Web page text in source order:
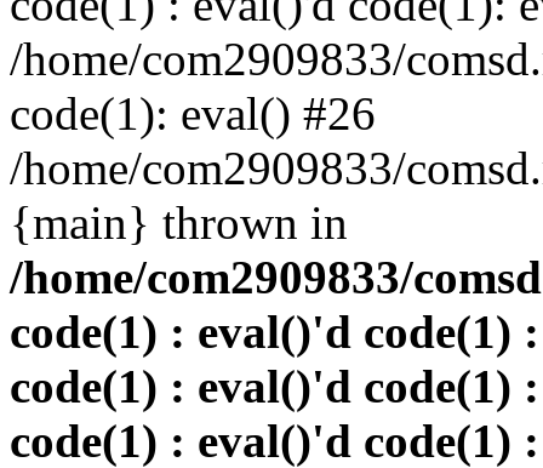
/home/com2909833/
code(1): eval() #26
/home/com2909833/
{main} thrown in
/home/com2909833/
code(1) : eval()'d code(1)
code(1) : eval()'d code(1)
code(1) : eval()'d code(1)